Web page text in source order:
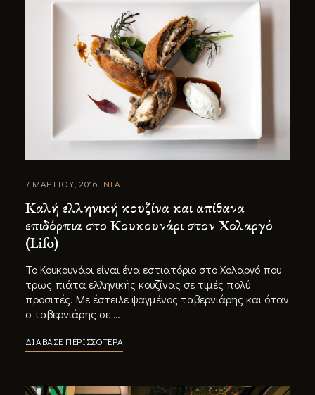
7 ΜΑΡΤΙΟΥ, 2016 ΝΕΑ
Καλή ελληνική κουζίνα και απίθανα
επιδόρπια στο Κουκουνάρι στον Χολαργό
(Lifo)
Το Κουκουνάρι είναι ένα εστιατόριο στο Χολαργό που
τρως πιάτα ελληνικής κουζίνας σε τιμές πολύ
προσιτές. Με έστειλε ψαγμένος ταβερνιάρης και όταν
ο ταβερνιάρης σε …
ΔΙΑΒΑΣΕ ΠΕΡΙΣΣΟΤΕΡΑ